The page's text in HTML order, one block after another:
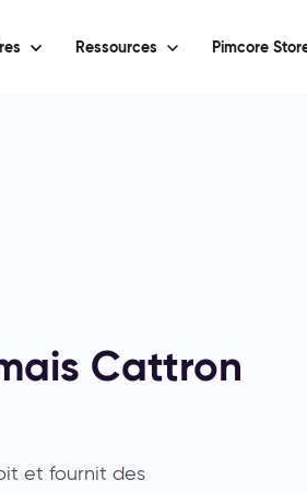
Ressources Pimcore
Cattron
et fournit des